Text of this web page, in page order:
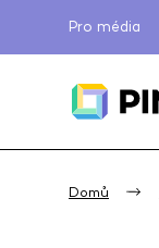
Pro média
Domů